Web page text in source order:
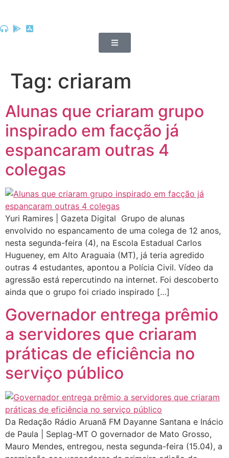
Tag: criaram
Alunas que criaram grupo
inspirado em facção já
espancaram outras 4
colegas
Yuri Ramires | Gazeta Digital Grupo de alunas
envolvido no espancamento de uma colega de 12 anos,
nesta segunda-feira (4), na Escola Estadual Carlos
Hugueney, em Alto Araguaia (MT), já teria agredido
outras 4 estudantes, apontou a Polícia Civil. Vídeo da
agressão está repercutindo na internet. Foi descoberto
ainda que o grupo foi criado inspirado […]
Governador entrega prêmio
a servidores que criaram
práticas de eficiência no
serviço público
Da Redação Rádio Aruanã FM Dayanne Santana e Inácio
de Paula | Seplag-MT O governador de Mato Grosso,
Mauro Mendes, entregou, nesta segunda-feira (15.04), a